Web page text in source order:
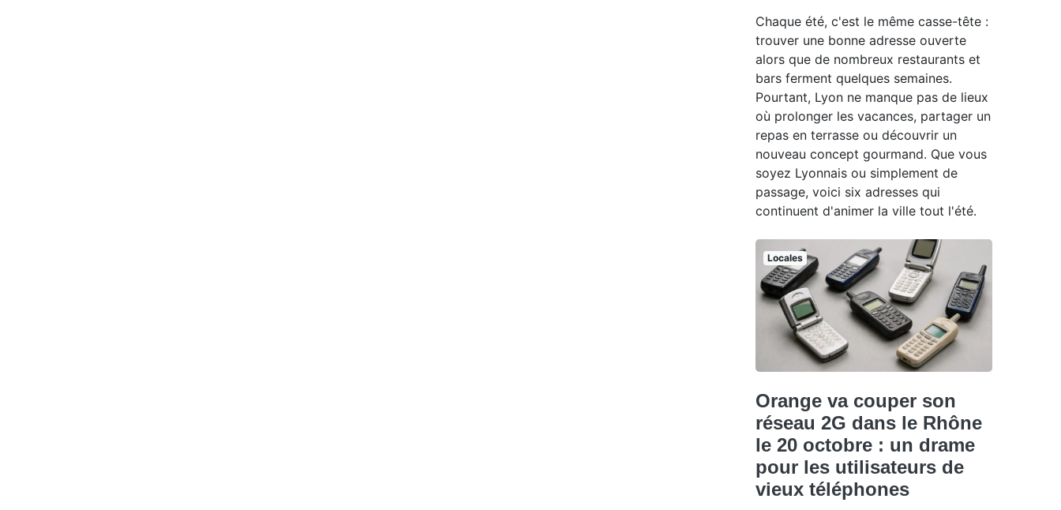
Chaque été, c'est le même casse-tête :
trouver une bonne adresse ouverte
alors que de nombreux restaurants et
bars ferment quelques semaines.
Pourtant, Lyon ne manque pas de lieux
où prolonger les vacances, partager un
repas en terrasse ou découvrir un
nouveau concept gourmand. Que vous
soyez Lyonnais ou simplement de
passage, voici six adresses qui
continuent d'animer la ville tout l'été.
Locales
Orange va couper son
réseau 2G dans le Rhône
le 20 octobre : un drame
pour les utilisateurs de
vieux téléphones